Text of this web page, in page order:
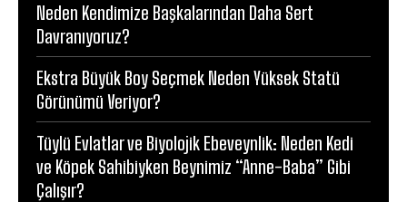
Neden Kendimize Başkalarından Daha Sert
Davranıyoruz?
Ekstra Büyük Boy Seçmek Neden Yüksek Statü
Görünümü Veriyor?
Tüylü Evlatlar ve Biyolojik Ebeveynlik: Neden Kedi
ve Köpek Sahibiyken Beynimiz “Anne-Baba” Gibi
Çalışır?